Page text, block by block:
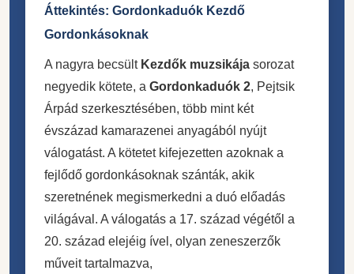
Áttekintés: Gordonkaduók Kezdő
Gordonkásoknak
A nagyra becsült Kezdők muzsikája sorozat
negyedik kötete, a Gordonkaduók 2, Pejtsik
Árpád szerkesztésében, több mint két
évszázad kamarazenei anyagából nyújt
válogatást. A kötetet kifejezetten azoknak a
fejlődő gordonkásoknak szánták, akik
szeretnének megismerkedni a duó előadás
világával. A válogatás a 17. század végétől a
20. század elejéig ível, olyan zeneszerzők
műveit tartalmazva,